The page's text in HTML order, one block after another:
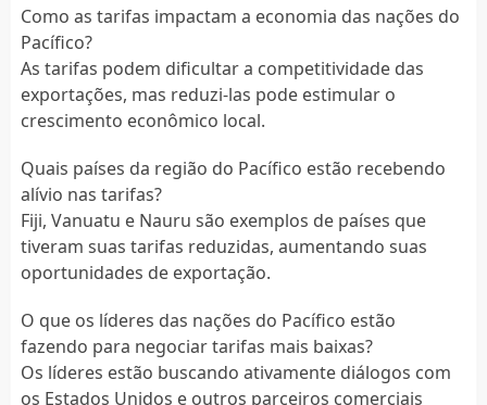
Como as tarifas impactam a economia das nações do
Pacífico?
As tarifas podem dificultar a competitividade das
exportações, mas reduzi-las pode estimular o
crescimento econômico local.
Quais países da região do Pacífico estão recebendo
alívio nas tarifas?
Fiji, Vanuatu e Nauru são exemplos de países que
tiveram suas tarifas reduzidas, aumentando suas
oportunidades de exportação.
O que os líderes das nações do Pacífico estão
fazendo para negociar tarifas mais baixas?
Os líderes estão buscando ativamente diálogos com
os Estados Unidos e outros parceiros comerciais